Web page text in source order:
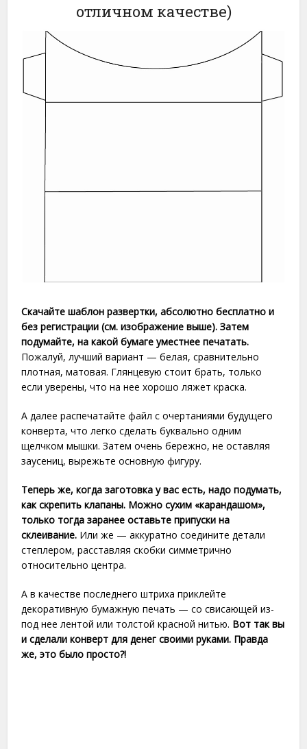
отличном качестве)
Скачайте шаблон развертки, абсолютно бесплатно и
без регистрации (см. изображение выше). Затем
подумайте, на какой бумаге уместнее печатать.
Пожалуй, лучший вариант — белая, сравнительно
плотная, матовая. Глянцевую стоит брать, только
если уверены, что на нее хорошо ляжет краска.
А далее распечатайте файл с очертаниями будущего
конверта, что легко сделать буквально одним
щелчком мышки. Затем очень бережно, не оставляя
заусениц, вырежьте основную фигуру.
Теперь же, когда заготовка у вас есть, надо подумать,
как скрепить клапаны. Можно сухим «карандашом»,
только тогда заранее оставьте припуски на
склеивание. Или же — аккуратно соедините детали
степлером, расставляя скобки симметрично
относительно центра.
А в качестве последнего штриха приклейте
декоративную бумажную печать — со свисающей из-
под нее лентой или толстой красной нитью. Вот так вы
и сделали конверт для денег своими руками. Правда
же, это было просто?!